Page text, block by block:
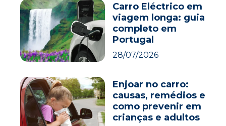
Carro Eléctrico em
viagem longa: guia
completo em
Portugal
28/07/2026
Enjoar no carro:
causas, remédios e
como prevenir em
crianças e adultos